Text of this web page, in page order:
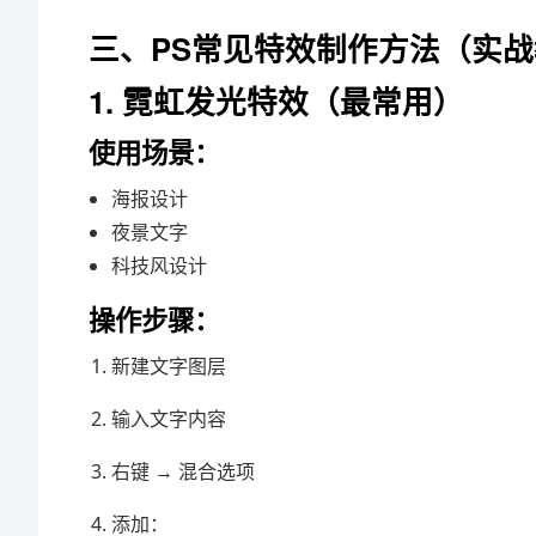
三、PS常见特效制作方法（实
1. 霓虹发光特效（最常用）
使用场景：
海报设计
夜景文字
科技风设计
操作步骤：
新建文字图层
输入文字内容
右键 → 混合选项
添加：